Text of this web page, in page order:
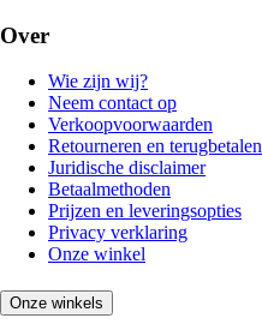
Over
Wie zijn wij?
Neem contact op
Verkoopvoorwaarden
Retourneren en terugbetalen
Juridische disclaimer
Betaalmethoden
Prijzen en leveringsopties
Privacy verklaring
Onze winkel
Onze winkels